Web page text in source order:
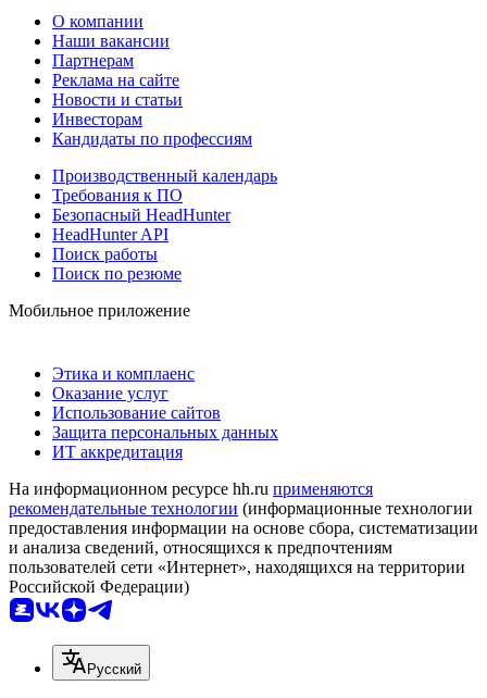
О компании
Наши вакансии
Партнерам
Реклама на сайте
Новости и статьи
Инвесторам
Кандидаты по профессиям
Производственный календарь
Требования к ПО
Безопасный HeadHunter
HeadHunter API
Поиск работы
Поиск по резюме
Мобильное приложение
Этика и комплаенс
Оказание услуг
Использование сайтов
Защита персональных данных
ИТ аккредитация
На информационном ресурсе hh.ru применяются
рекомендательные технологии (информационные технологии
предоставления информации на основе сбора, систематизации
и анализа сведений, относящихся к предпочтениям
пользователей сети «Интернет», находящихся на территории
Российской Федерации)
Русский